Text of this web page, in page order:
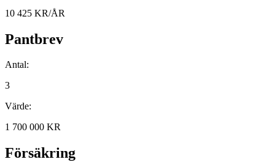
10 425 KR/ÅR
Pantbrev
Antal:
3
Värde:
1 700 000 KR
Försäkring